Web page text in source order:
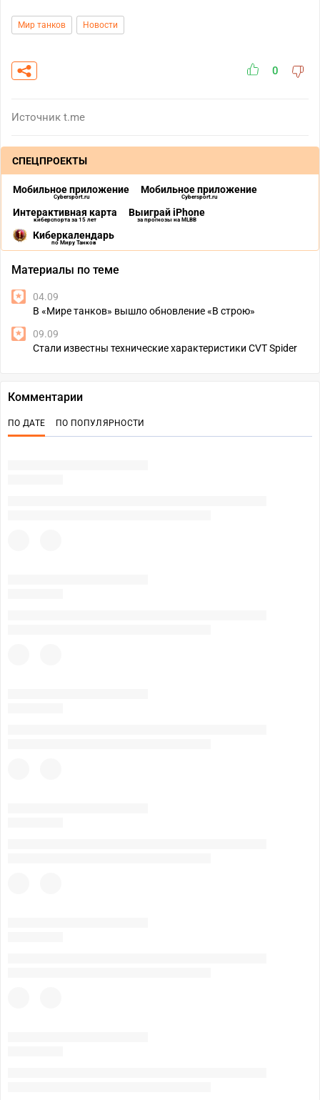
Мир танков Новости
0
Источник t.me
СПЕЦПРОЕКТЫ
Мобильное приложение
Cybersport.ru
Мобильное приложение
Cybersport.ru
Интерактивная карта
киберспорта за 15 лет
Выиграй iPhone
за прогнозы на MLBB
Киберкалендарь
по Миру Танков
Материалы по теме
04.09
В «Мире танков» вышло обновление «В строю»
09.09
Стали известны технические характеристики CVT Spider
Комментарии
ПО ДАТЕ ПО ПОПУЛЯРНОСТИ